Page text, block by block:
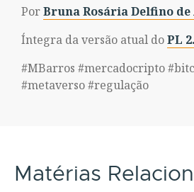
PorBruna Rosária Delfino
Íntegra da versão atual doPL
#MBarros #mercadocripto
#metaverso #regulação
Matérias